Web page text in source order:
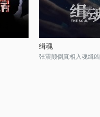
缉魂
张震颠倒真相入魂缉凶